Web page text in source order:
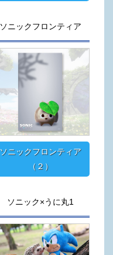
ソニックフロンティア
ソニックフロンティア
（２）
ソニック×うに丸1